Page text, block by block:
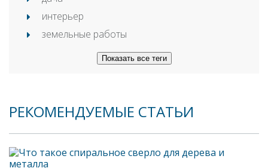
интерьер
земельные работы
Показать все теги
РЕКОМЕНДУЕМЫЕ СТАТЬИ